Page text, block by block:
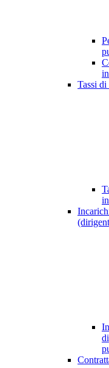
Tassi di